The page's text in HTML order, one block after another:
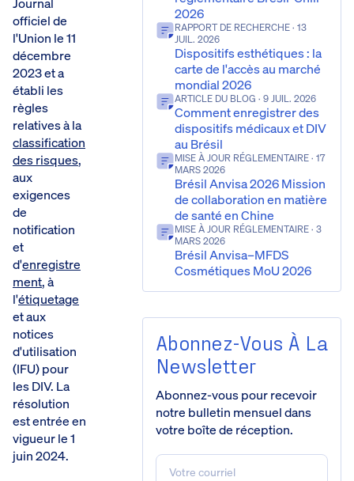
officiel de
l'Union le 11
décembre
2023 et a
établi les
règles
relatives à la
classification
des risques,
aux
exigences
de
notification
et
d'enregistre
ment, à
l'étiquetage
et aux
notices
d'utilisation
(IFU) pour
les DIV. La
résolution
est entrée en
vigueur le 1
juin 2024.
2026
RAPPORT DE RECHERCHE· 13
JUIL. 2026
Dispositifs esthétiques : la
carte de l'accès au marché
mondial 2026
ARTICLE DU BLOG · 9 JUIL. 2026
Comment enregistrer des
dispositifs médicaux et DIV
au Brésil
MISE À JOUR RÉGLEMENTAIRE· 17
MARS 2026
Brésil Anvisa 2026 Mission
de collaboration en matière
de santé en Chine
MISE À JOUR RÉGLEMENTAIRE· 3
MARS 2026
Brésil Anvisa–MFDS
Cosmétiques MoU 2026
Abonnez-Vous À La
Newsletter
Abonnez-vous pour recevoir
notre bulletin mensuel dans
votre boîte de réception.